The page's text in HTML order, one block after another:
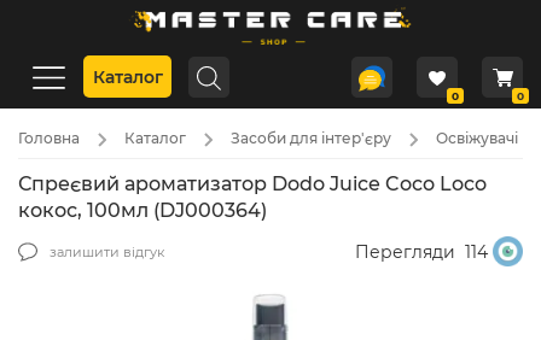
Каталог
0 0
Головна Каталог Засоби для інтер'єру Освіжувачі
Спреєвий ароматизатор Dodo Juice Coco Loco
кокос, 100мл (DJ000364)
залишити відгук Перегляди 114